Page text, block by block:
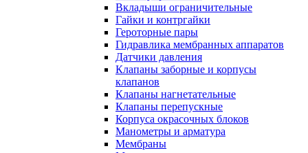
Вкладыши ограничительные
Гайки и контргайки
Героторные пары
Гидравлика мембранных аппаратов
Датчики давления
Клапаны заборные и корпусы
клапанов
Клапаны нагнетательные
Клапаны перепускные
Корпуса окрасочных блоков
Манометры и арматура
Мембраны